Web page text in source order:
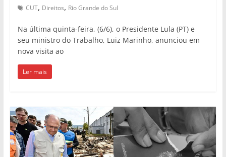
CUT, Direitos, Rio Grande do Sul
Na última quinta-feira, (6/6), o Presidente Lula (PT) e
seu ministro do Trabalho, Luiz Marinho, anunciou em
nova visita ao
Ler mais